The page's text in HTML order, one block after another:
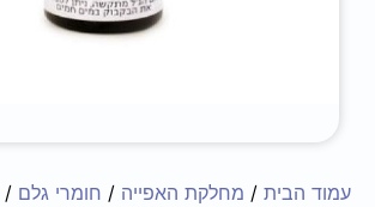
עמוד הבית / מחלקת האפייה / חומרי גלם /